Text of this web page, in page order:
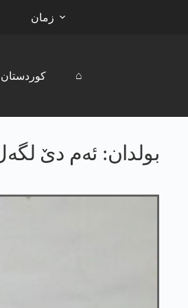
زمان
کوردستان ⌂
بولدان: ئەم دێ